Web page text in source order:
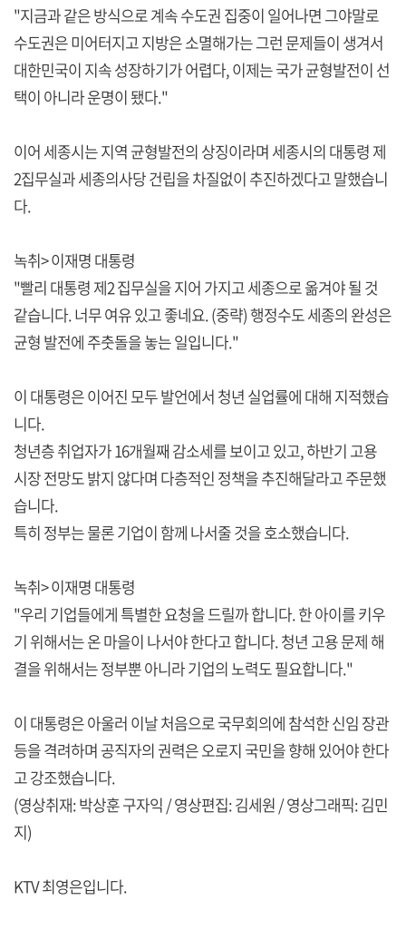
"지금과 같은 방식으로 계속 수도권 집중이 일어나면 그야말로
수도권은 미어터지고 지방은 소멸해가는 그런 문제들이 생겨서
대한민국이 지속 성장하기가 어렵다, 이제는 국가 균형발전이 선
택이 아니라 운명이 됐다."
이어 세종시는 지역 균형발전의 상징이라며 세종시의 대통령 제
2집무실과 세종의사당 건립을 차질없이 추진하겠다고 말했습니
다.
녹취> 이재명 대통령
"빨리 대통령 제2 집무실을 지어 가지고 세종으로 옮겨야 될 것
같습니다. 너무 여유 있고 좋네요. (중략) 행정수도 세종의 완성은
균형 발전에 주춧돌을 놓는 일입니다."
이 대통령은 이어진 모두 발언에서 청년 실업률에 대해 지적했습
니다.
청년층 취업자가 16개월째 감소세를 보이고 있고, 하반기 고용
시장 전망도 밝지 않다며 다층적인 정책을 추진해달라고 주문했
습니다.
특히 정부는 물론 기업이 함께 나서줄 것을 호소했습니다.
녹취> 이재명 대통령
"우리 기업들에게 특별한 요청을 드릴까 합니다. 한 아이를 키우
기 위해서는 온 마을이 나서야 한다고 합니다. 청년 고용 문제 해
결을 위해서는 정부뿐 아니라 기업의 노력도 필요합니다."
이 대통령은 아울러 이날 처음으로 국무회의에 참석한 신임 장관
등을 격려하며 공직자의 권력은 오로지 국민을 향해 있어야 한다
고 강조했습니다.
(영상취재: 박상훈 구자익 / 영상편집: 김세원 / 영상그래픽: 김민
지)
KTV 최영은입니다.